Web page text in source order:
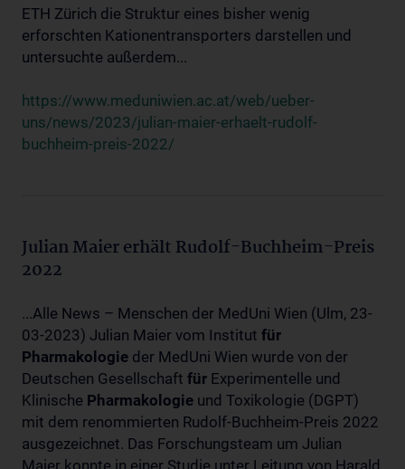
ETH Zürich die Struktur eines bisher wenig
erforschten Kationentransporters darstellen und
untersuchte außerdem...
https://www.meduniwien.ac.at/web/ueber-
uns/news/2023/julian-maier-erhaelt-rudolf-
buchheim-preis-2022/
Julian Maier erhält Rudolf-Buchheim-Preis
2022
...Alle News – Menschen der MedUni Wien (Ulm, 23-
03-2023) Julian Maier vom Institut für
Pharmakologie der MedUni Wien wurde von der
Deutschen Gesellschaft für Experimentelle und
Klinische Pharmakologie und Toxikologie (DGPT)
mit dem renommierten Rudolf-Buchheim-Preis 2022
ausgezeichnet. Das Forschungsteam um Julian
Maier konnte in einer Studie unter Leitung von Harald